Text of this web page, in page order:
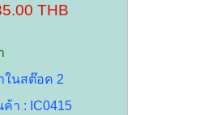
THB
ในสต๊อค 2
า : IC0415